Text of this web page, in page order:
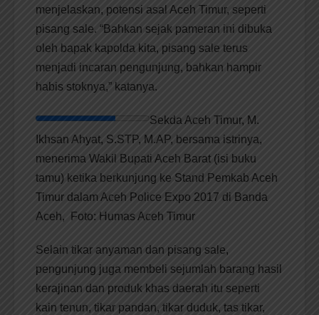
menjelaskan, potensi asal Aceh Timur, seperti
pisang sale. “Bahkan sejak pameran ini dibuka
oleh bapak kapolda kita, pisang sale terus
menjadi incaran pengunjung, bahkan hampir
habis stoknya,” katanya.
Sekda Aceh Timur, M.
Ikhsan Ahyat, S.STP, M.AP, bersama istrinya,
menerima Wakil Bupati Aceh Barat (isi buku
tamu) ketika berkunjung ke Stand Pemkab Aceh
Timur dalam Aceh Police Expo 2017 di Banda
Aceh, Foto: Humas Aceh Timur
Selain tikar anyaman dan pisang sale,
pengunjung juga membeli sejumlah barang hasil
kerajinan dan produk khas daerah itu seperti
kain tenun, tikar pandan, tikar duduk, tas tikar,